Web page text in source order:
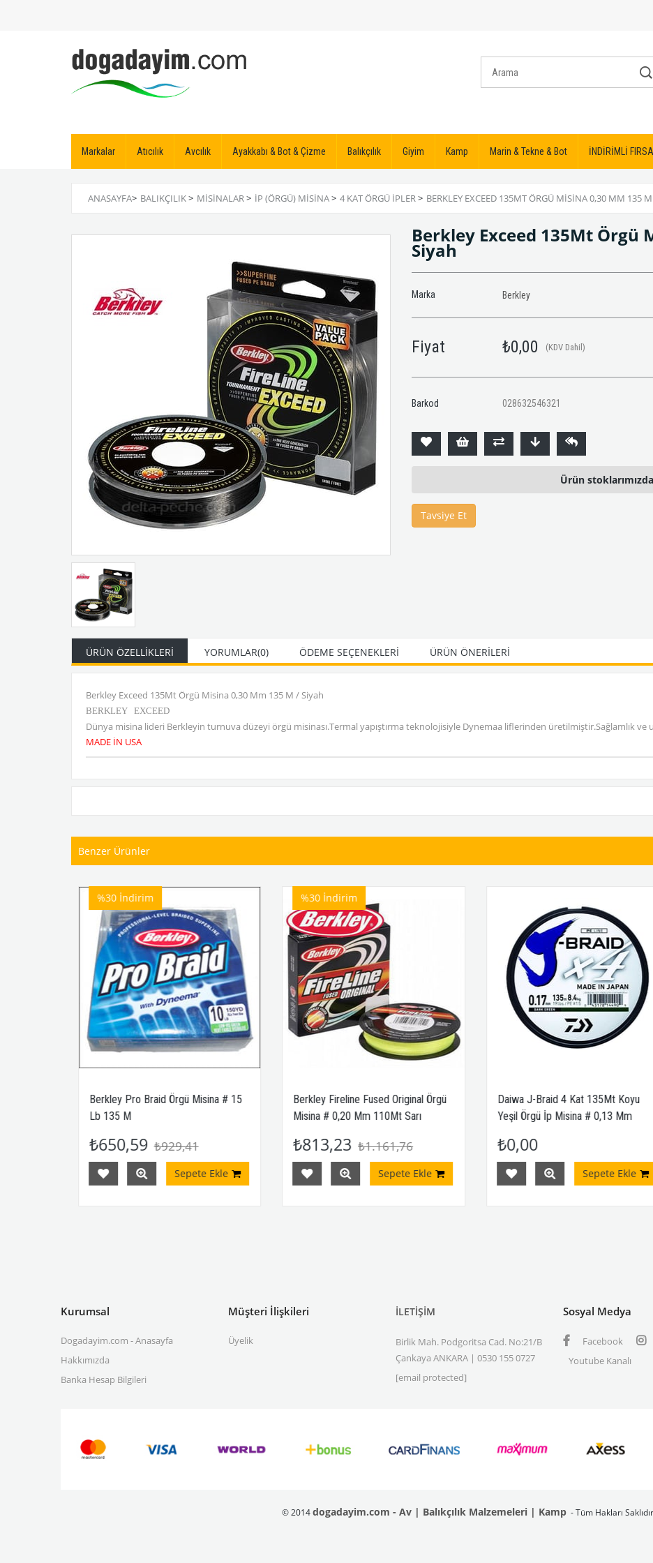
Markalar Atıcılık Avcılık Ayakkabı & Bot & Çizme Balıkçılık Giyim Kamp Marin & Tekne & Bot İNDİRİMLİ
ANASAYFA> BALIKÇILIK> MISINALAR> İP (ÖRGÜ) MISINA> 4 KAT ÖRGÜ İPLER> BERKLEY EXCEED 135MT ÖRGÜ MISINA 0,30 MM 135
Berkley Exceed 135Mt Örgü
Siyah
Marka Berkley
Fiyat ₺0,00 (KDV Dahil)
Barkod 028632546321
Ürün
Tavsiye Et
ÜRÜN ÖZELLIKLERI YORUMLAR(0) ÖDEME SEÇENEKLERI ÜRÜN ÖNERILERI
Berkley Exceed 135Mt Örgü Misina 0,30 Mm 135 M / Siyah
BERKLEY EXCEED
Dünya misina lideri Berkleyin turnuva düzeyi örgü misinası.Termal yapıştırma teknolojisiyle Dynemaa liflerinden üretilmiştir.Sağlamlık ve
MADE İN USA
Benzer Ürünler
Berkley Pro Braid Örgü Misina # 15
Lb 135 M
₺650,59 ₺929,41
Sepete Ekle
%30 İndirim
Berkley Fireline Fused Original Örgü
Misina # 0,20 Mm 110Mt Sarı
₺813,23 ₺1.161,76
Sepete Ekle
%30 İndirim
Daiwa J-Braid 4 Kat 135Mt Koyu
Yeşil Örgü İp Misina # 0,13 Mm
₺0,00
Sepete Ekle
Kurumsal
Dogadayim.com - Anasayfa
Hakkımızda
Banka Hesap Bilgileri
Müşteri İlişkileri
Üyelik
İLETİŞİM
Birlik Mah. Podgoritsa Cad. No:21/B
Çankaya ANKARA | 0530 155 0727
[email protected]
Sosyal Medya
Facebook
Youtube Kanalı
© 2014dogadayim.com - Av | Balıkçılık Malzemeleri | Kamp - Tüm Hakları